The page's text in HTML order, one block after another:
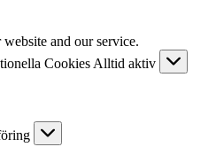
and our service.
Cookies Alltid aktiv